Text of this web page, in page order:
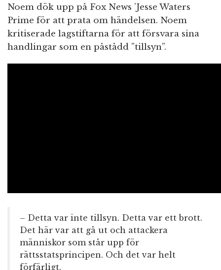
Noem dök upp på Fox News ’Jesse Waters
Prime för att prata om händelsen. Noem
kritiserade lagstiftarna för att försvara sina
handlingar som en påstådd ”tillsyn”.
– Detta var inte tillsyn. Detta var ett brott.
Det här var att gå ut och attackera
människor som står upp för
rättsstatsprincipen. Och det var helt
förfärligt.